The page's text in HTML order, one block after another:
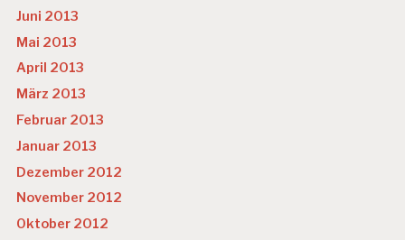
Juni 2013
Mai 2013
April 2013
März 2013
Februar 2013
Januar 2013
Dezember 2012
November 2012
Oktober 2012